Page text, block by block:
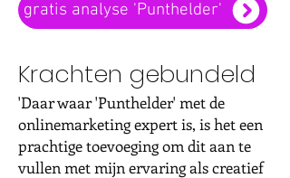
gratis analyse 'Punthelder'
Krachten gebundeld
'Daar waar 'Punthelder' met de
onlinemarketing expert is, is het een
prachtige toevoeging om dit aan te
vullen met mijn ervaring als creatief